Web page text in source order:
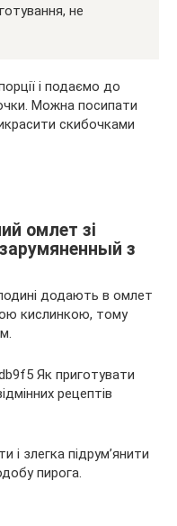
не
і подаємо до
Можна посипати
скибочками
омлет зі
з
додають в омлет
кислинкою, тому
і злегка підрум’янити
пирога.